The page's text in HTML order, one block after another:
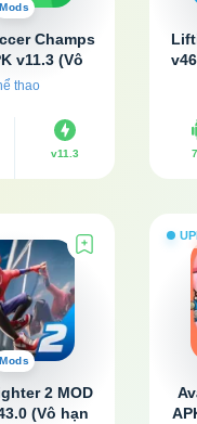
Mods
Champs
v11.3 (Vô
tiền)
thao
v11.3
Mods
2 MOD
(Vô hạn